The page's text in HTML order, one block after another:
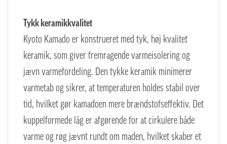
Tykk keramikkvalitet
Kyoto Kamado er konstrueret med tyk, høj kvalitet
keramik, som giver fremragende varmeisolering og
jævn varmefordeling. Den tykke keramik minimerer
varmetab og sikrer, at temperaturen holdes stabil over
tid, hvilket gør kamadoen mere brændstofseffektiv. Det
kuppelformede låg er afgørende for at cirkulere både
varme og røg jævnt rundt om maden, hvilket skaber et